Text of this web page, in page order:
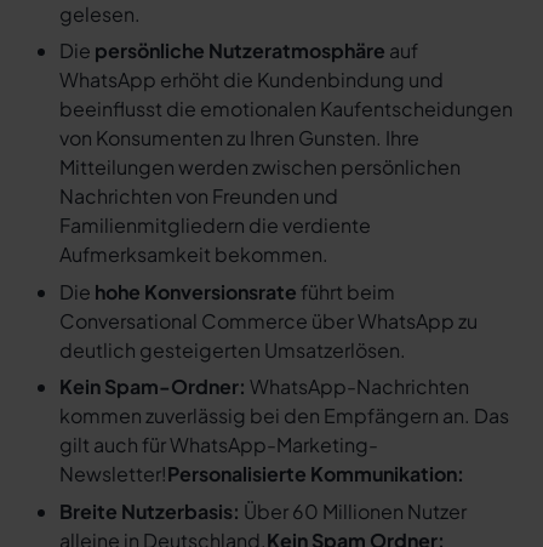
gelesen.
Die persönliche Nutzeratmosphäre auf
WhatsApp erhöht die Kundenbindung und
beeinflusst die emotionalen Kaufentscheidungen
von Konsumenten zu Ihren Gunsten. Ihre
Mitteilungen werden zwischen persönlichen
Nachrichten von Freunden und
Familienmitgliedern die verdiente
Aufmerksamkeit bekommen.
Die hohe Konversionsrate führt beim
Conversational Commerce über WhatsApp zu
deutlich gesteigerten Umsatzerlösen.
Kein Spam-Ordner: WhatsApp-Nachrichten
kommen zuverlässig bei den Empfängern an. Das
gilt auch für WhatsApp-Marketing-
Newsletter!Personalisierte Kommunikation:
Breite Nutzerbasis: Über 60 Millionen Nutzer
alleine in Deutschland.Kein Spam Ordner: